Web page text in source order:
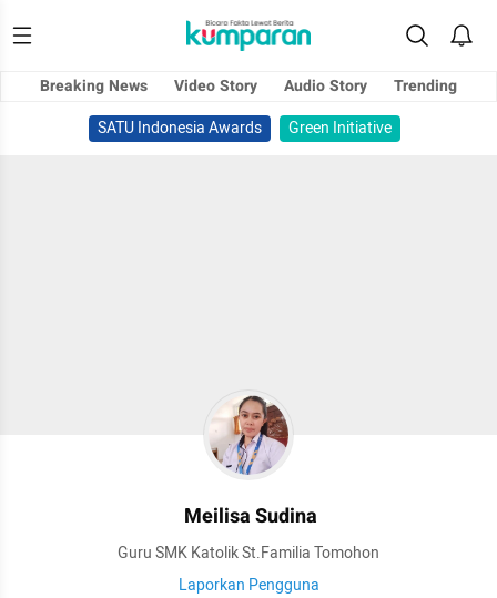
Breaking News Video Story Audio Story
Trending
SATU Indonesia Awards
Green Initiative
Meilisa Sudina
Guru SMK Katolik St.Familia Tomohon
Laporkan Pengguna